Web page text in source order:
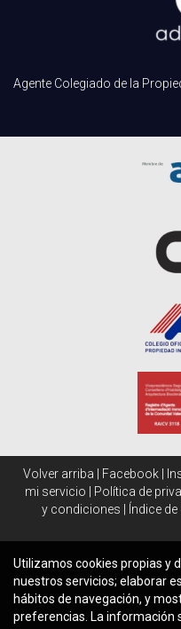
Agente Colegiado de la
Volver arriba Facebook
mi servicio
Política de
y condiciones
Índice
Utilizamos cookies propias y
nuestros servicios; elaborar
hábitos de navegación, y
preferencias. La información